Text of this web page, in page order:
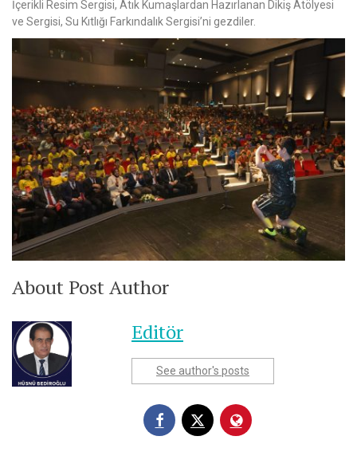
İçerikli Resim Sergisi, Atık Kumaşlardan Hazırlanan Dikiş Atölyesi
ve Sergisi, Su Kıtlığı Farkındalık Sergisi’ni gezdiler.
About Post Author
Editör
See author's posts